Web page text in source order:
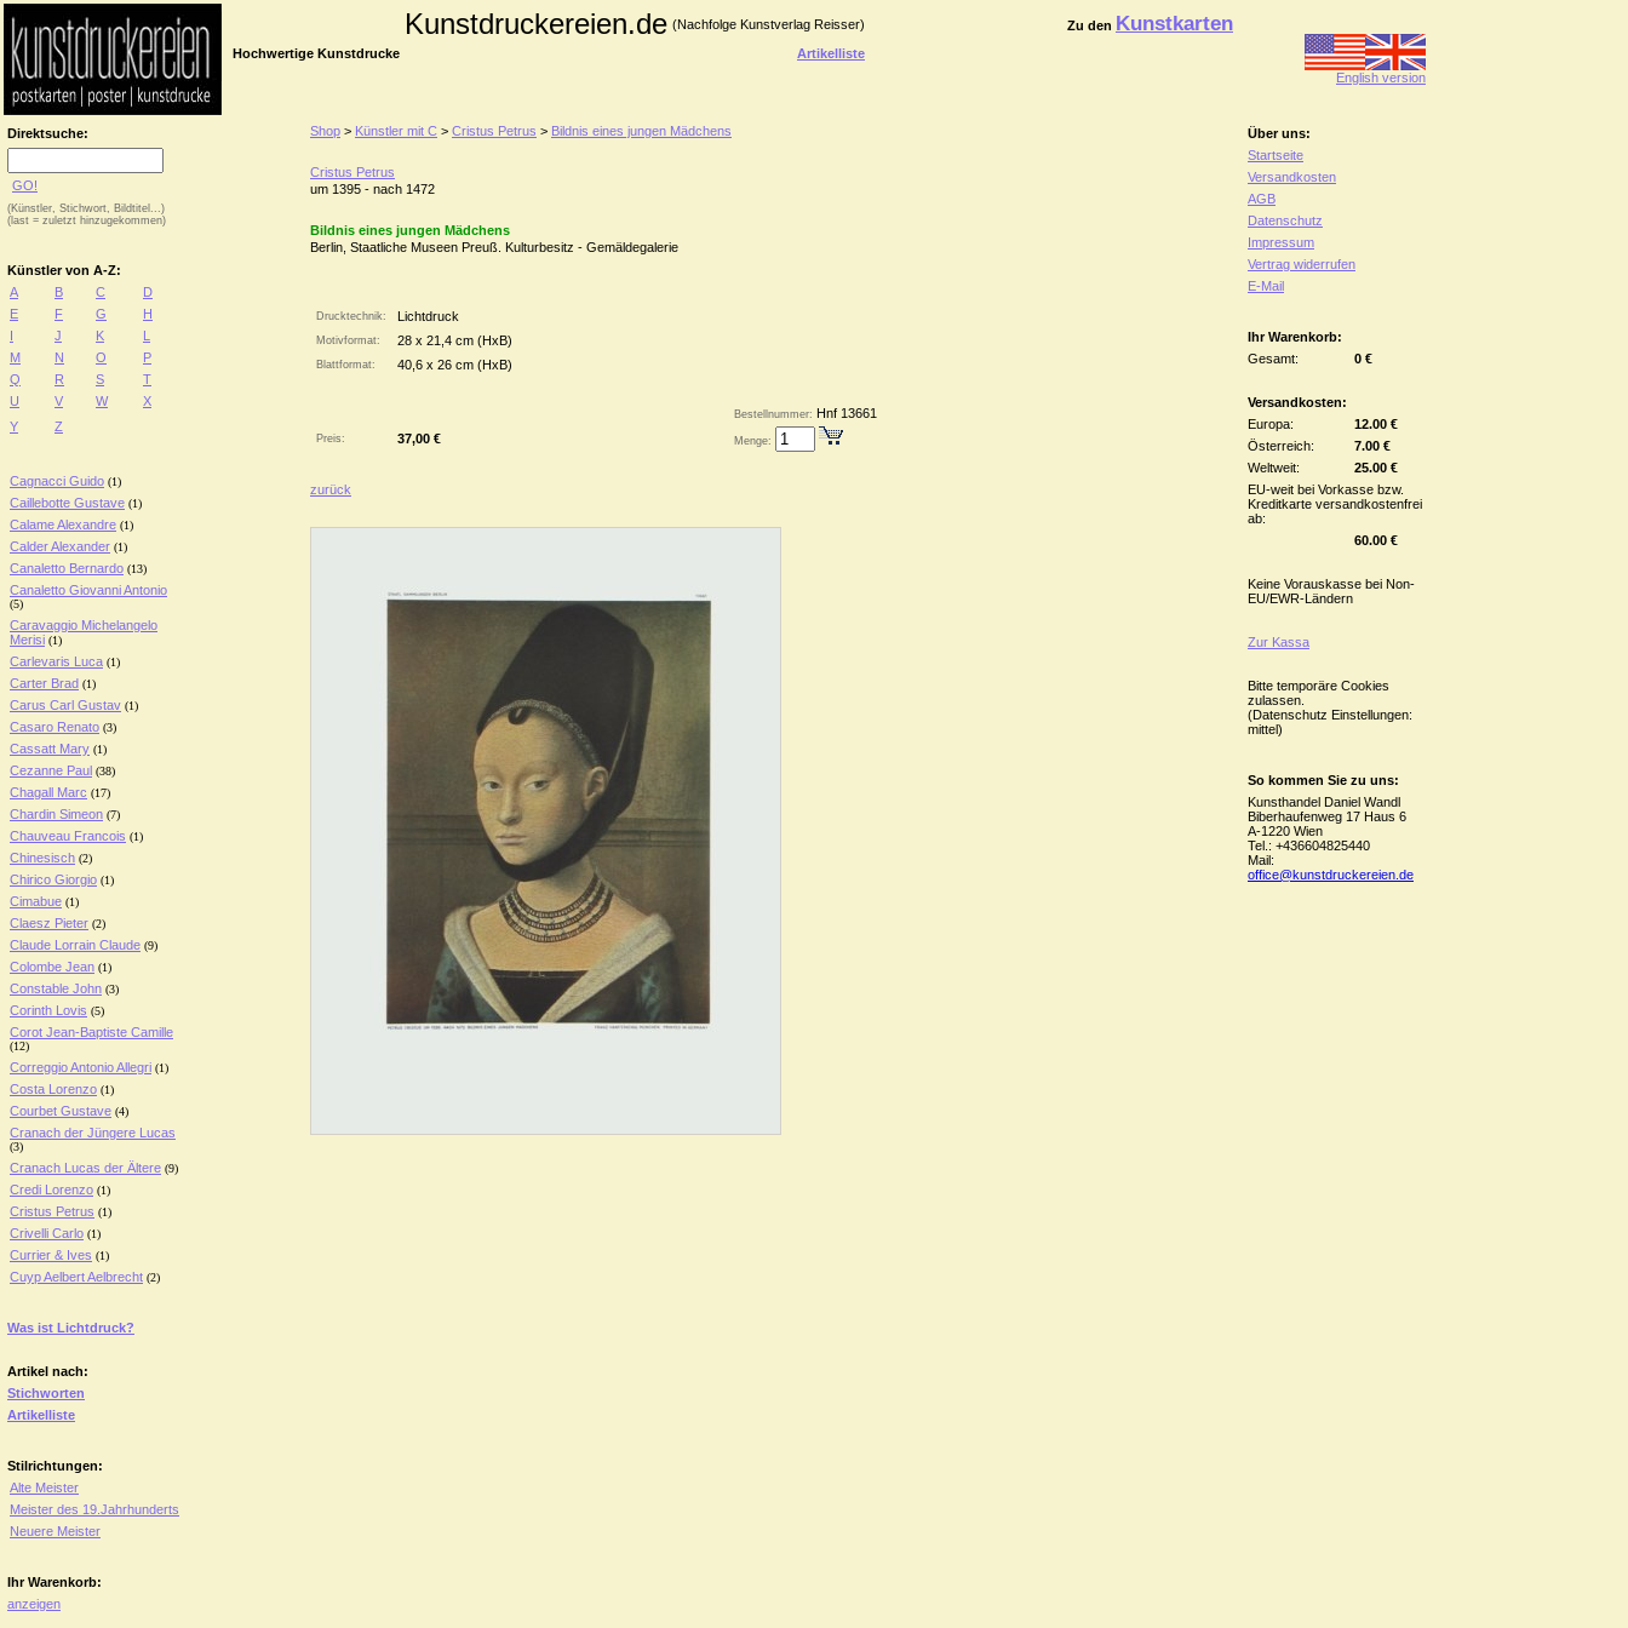
Kunstdruckereien.de (Nachfolge Kunstverlag Reisser) Zu den Kunstkarten
Hochwertige Kunstdrucke
Artikelliste
English version
Direktsuche:
GO!
(Künstler, Stichwort, Bildtitel...)
(last = zuletzt hinzugekommen)
Künstler von A-Z:
A
B C
D
E
F G
H
I
J K
L
M
N O
P
Q
R S
T
U
V W
X
Y
Z
Cagnacci Guido (1)
Caillebotte Gustave (1)
Calame Alexandre (1)
Calder Alexander (1)
Canaletto Bernardo (13)
Canaletto Giovanni Antonio
(5)
Caravaggio Michelangelo
Merisi (1)
Carlevaris Luca (1)
Carter Brad (1)
Carus Carl Gustav (1)
Casaro Renato (3)
Cassatt Mary (1)
Cezanne Paul (38)
Chagall Marc (17)
Chardin Simeon (7)
Chauveau Francois (1)
Chinesisch (2)
Chirico Giorgio (1)
Cimabue (1)
Claesz Pieter (2)
Claude Lorrain Claude (9)
Colombe Jean (1)
Constable John (3)
Corinth Lovis (5)
Corot Jean-Baptiste Camille
(12)
Correggio Antonio Allegri (1)
Costa Lorenzo (1)
Courbet Gustave (4)
Cranach der Jüngere Lucas
(3)
Cranach Lucas der Ältere (9)
Credi Lorenzo (1)
Cristus Petrus (1)
Crivelli Carlo (1)
Currier & Ives (1)
Cuyp Aelbert Aelbrecht (2)
Was ist Lichtdruck?
Artikel nach:
Stichworten
Artikelliste
Stilrichtungen:
Alte Meister
Meister des 19.Jahrhunderts
Neuere Meister
Ihr Warenkorb:
anzeigen
Shop > Künstler mit C > Cristus Petrus > Bildnis eines jungen Mädchens
Cristus Petrus
um 1395 - nach 1472
Bildnis eines jungen Mädchens
Berlin, Staatliche Museen Preuß. Kulturbesitz - Gemäldegalerie
Drucktechnik: Lichtdruck
Motivformat: 28 x 21,4 cm (HxB)
Blattformat: 40,6 x 26 cm (HxB)
Bestellnummer: Hnf 13661
Preis: 37,00 € Menge:
zurück
Über uns:
Startseite
Versandkosten
AGB
Datenschutz
Impressum
Vertrag widerrufen
E-Mail
Ihr Warenkorb:
Gesamt:
0 €
Versandkosten:
Europa:
12.00 €
Österreich:
7.00 €
Weltweit:
25.00 €
EU-weit bei Vorkasse bzw.
Kreditkarte versandkostenfrei
ab:
60.00 €
Keine Vorauskasse bei Non-
EU/EWR-Ländern
Zur Kassa
Bitte temporäre Cookies
zulassen.
(Datenschutz Einstellungen:
mittel)
So kommen Sie zu uns:
Kunsthandel Daniel Wandl
Biberhaufenweg 17 Haus 6
A-1220 Wien
Tel.: +436604825440
Mail:
office@kunstdruckereien.de